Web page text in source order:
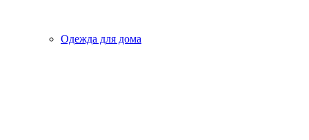
Одежда для дома